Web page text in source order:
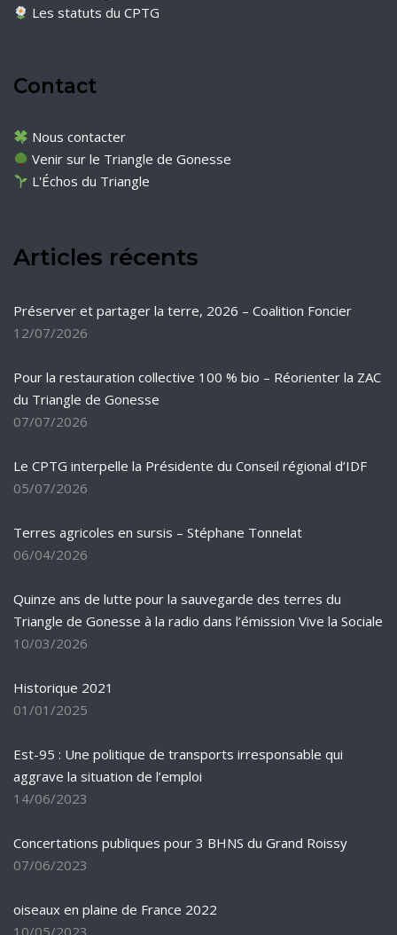
Les statuts du CPTG
Contact
Nous contacter
Venir sur le Triangle de Gonesse
L'Échos du Triangle
Articles récents
Préserver et partager la terre, 2026 – Coalition Foncier
12/07/2026
Pour la restauration collective 100 % bio – Réorienter la ZAC
du Triangle de Gonesse
07/07/2026
Le CPTG interpelle la Présidente du Conseil régional d’IDF
05/07/2026
Terres agricoles en sursis – Stéphane Tonnelat
06/04/2026
Quinze ans de lutte pour la sauvegarde des terres du
Triangle de Gonesse à la radio dans l’émission Vive la Sociale
10/03/2026
Historique 2021
01/01/2025
Est-95 : Une politique de transports irresponsable qui
aggrave la situation de l’emploi
14/06/2023
Concertations publiques pour 3 BHNS du Grand Roissy
07/06/2023
oiseaux en plaine de France 2022